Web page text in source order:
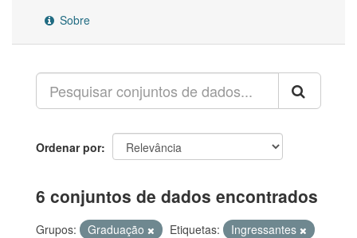
Sobre
Ordenar por
6 conjuntos de dados encontrados
Grupos: Graduação Etiquetas:
Ingressantes